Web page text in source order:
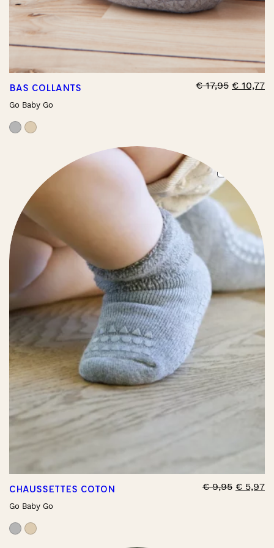
BAS COLLANTS
Go Baby Go
€17,95 € 10,77
CHAUSSETTES COTON
Go Baby Go
€9,95 € 5,97